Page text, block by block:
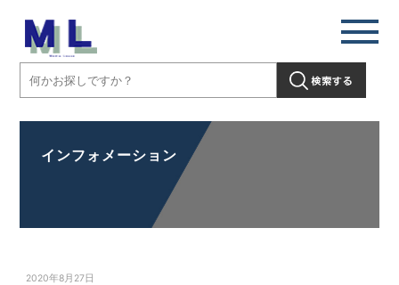
インフォメーション
2020年8月27日